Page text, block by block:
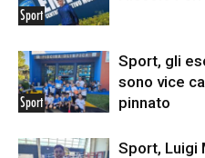
Sport
Sport
Sport, gli
sono vice
pinnato
Sport, Luigi